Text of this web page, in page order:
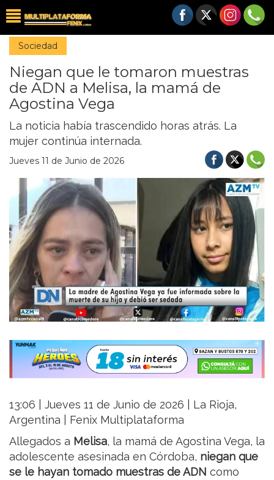
Sociedad
Niegan que le tomaron muestras
de ADN a Melisa, la mamá de
Agostina Vega
La noticia había trascendido horas atrás. La
mujer continúa internada.
Jueves 11 de Junio de 2026
13:06 | Jueves 11 de Junio de 2026 | La Rioja,
Argentina | Fenix Multiplataforma
Allegados a Melisa, la mamá de Agostina Vega, la
adolescente asesinada en Córdoba, niegan que
se le hayan tomado muestras de ADN como